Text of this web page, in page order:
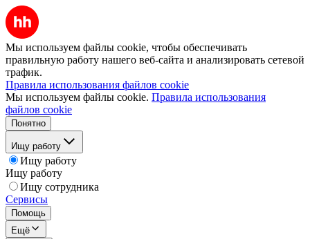
Мы используем файлы cookie, чтобы обеспечивать
правильную работу нашего веб-сайта и анализировать сетевой
трафик.
Правила использования файлов cookie
Мы используем файлы cookie. Правила использования
файлов cookie
Понятно
Ищу работу
Ищу работу
Ищу работу
Ищу сотрудника
Сервисы
Помощь
Ещё